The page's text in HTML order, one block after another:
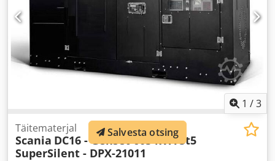
1 /3
Täitematerjal
Scania DC16 - Genset 605 kVA St5
SuperSilent - DPX-21011
Salvesta otsing